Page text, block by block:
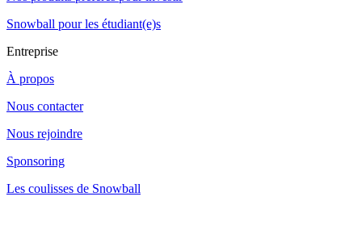
Snowball pour les étudiant(e)s
Entreprise
À propos
Nous contacter
Nous rejoindre
Sponsoring
Les coulisses de Snowball